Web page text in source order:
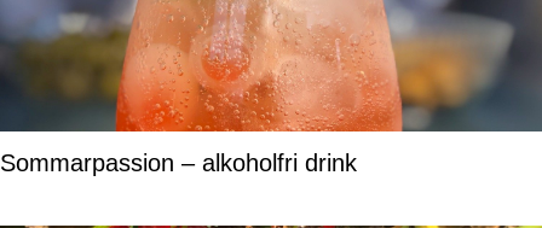
Sommarpassion – alkoholfri drink